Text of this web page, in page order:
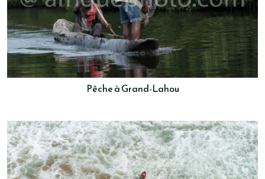
Pêche à Grand-Lahou